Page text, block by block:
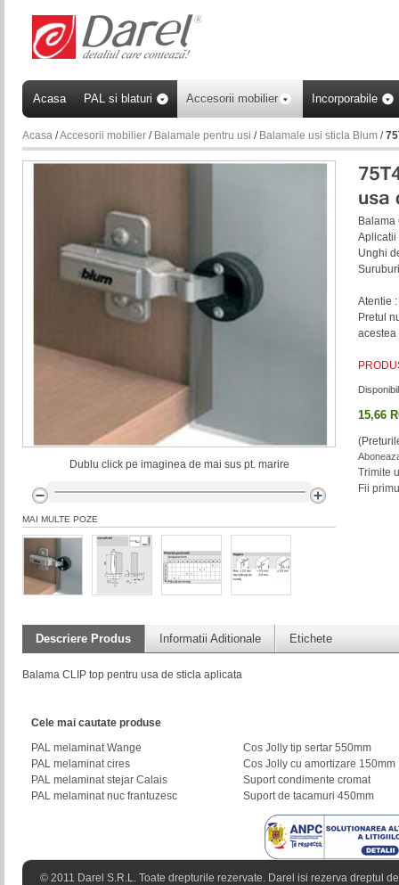
Balama
Aplicatii
Unghi
Atentie :
Pretul
acestea
15,66
Trimite
Fii
Dublu click pe imaginea de mai sus pt. marire
MAI MULTE POZE
Descriere Produs Informatii Aditionale Etichete
Balama CLIP top pentru usa de sticla aplicata
Acasa PAL si blaturi Accesorii mobilier Incorporabile
Acasa /Accesorii mobilier / Balamale pentru usi / Balamale usi sticla Blum /
Cele mai cautate produse
PAL melaminat Wange
Cos Jolly tip sertar 550mm
PAL melaminat cires
Cos Jolly cu amortizare 150mm
PAL melaminat stejar Calais
Suport condimente cromat
PAL melaminat nuc frantuzesc
Suport de tacamuri 450mm
© 2011 Darel S.R.L. Toate drepturile rezervate. Darel isi rezerva dreptul